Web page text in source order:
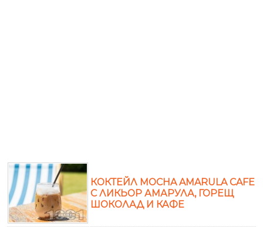
КОКТЕЙЛ MOCHA AMARULA CAFE
С ЛИКЬОР АМАРУЛА, ГОРЕЩ
ШОКОЛАД И КАФЕ